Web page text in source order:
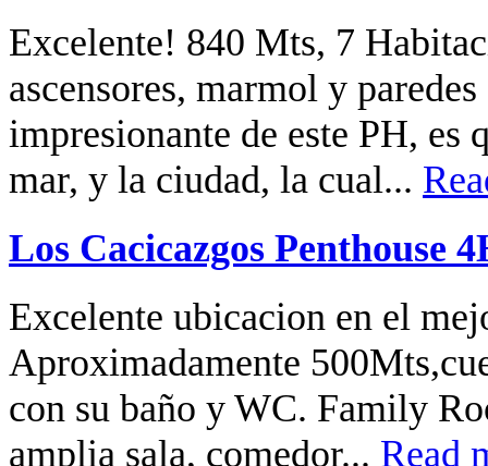
Excelente! 840 Mts, 7
ascensores, marmol y
impresionante de este PH, es
mar, y la ciudad, la cual...
Los Cacicazgos Penthouse
Excelente ubicacion en el
Aproximadamente
con su baño y WC. Family
amplia sala, comedor... Read